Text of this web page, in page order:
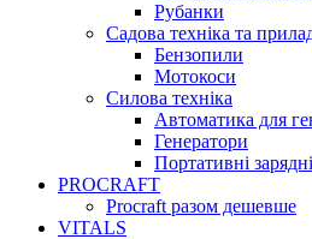
Рубанки
Садова техніка та
Бензопили
Мотокоси
Силова техніка
Автоматика для
Генератори
Портативні
PROCRAFT
Procraft разом дешевше
VITALS